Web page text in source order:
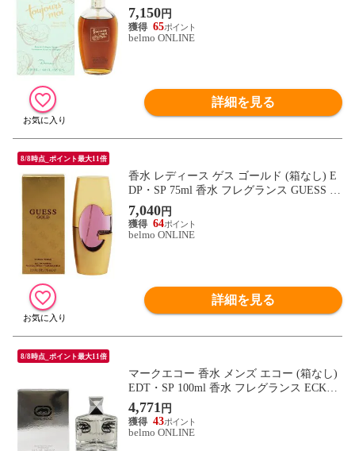
ス TOUJOURS MOI DANA 新品 未使用
7,150円
65
belmo ONLINE
詳細を見る
8/8時点_ポイント最大11倍
香水 レディース ゲス ゴールド (箱なし) E
DP・SP 75ml 香水 フレグランス GUESS G
OLD 新品 未使用
7,040円
64
belmo ONLINE
詳細を見る
8/8時点_ポイント最大11倍
マークエコー 香水 メンズ エコー (箱なし)
EDT・SP 100ml 香水 フレグランス ECKO
MARC ECKO 新品 未使用
4,771 円
43
belmo ONLINE